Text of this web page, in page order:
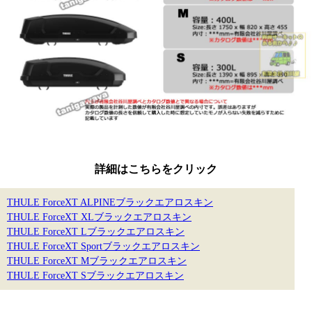
詳細はこちらをクリック
THULE ForceXT ALPINEブラックエアロスキン
THULE ForceXT XLブラックエアロスキン
THULE ForceXT Lブラックエアロスキン
THULE ForceXT Sportブラックエアロスキン
THULE ForceXT Mブラックエアロスキン
THULE ForceXT Sブラックエアロスキン